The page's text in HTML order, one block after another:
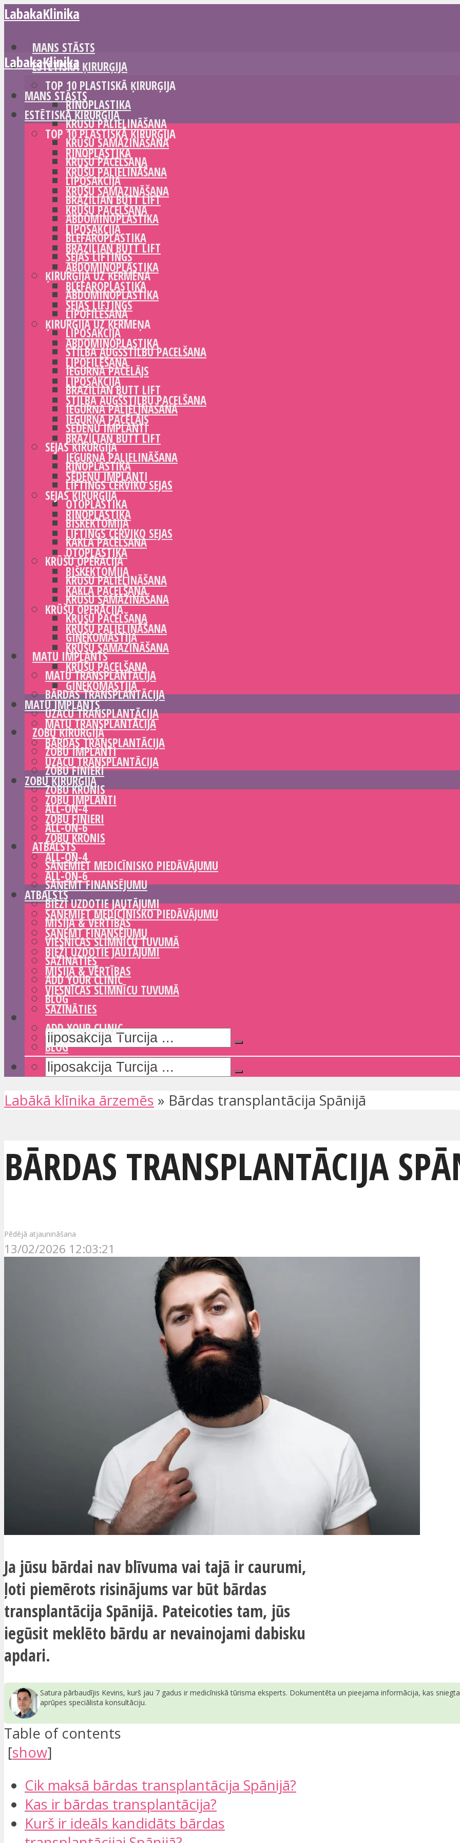
LabakaKlinika
MANS STĀSTS
ESTĒTISKĀ ĶIRURĢIJA
TOP 10 PLASTISKĀ ĶIRURĢIJA
RINOPLASTIKA
KRŪŠU PALIELINĀŠANA
KRŪŠU SAMAZINĀŠANA
KRŪŠU PACELŠANA
LIPOSAKCIJA
BRAZILIAN BUTT LIFT
ABDOMINOPLASTIKA
BLEFAROPLASTIKA
SEJAS LIFTINGS
ĶIRURĢIJA UZ ĶERMEŅA
ABDOMINOPLASTIKA
LIPOFILĒŠANA
LIPOSAKCIJA
STILBA AUGŠSTILBU PACELŠANA
IEGURŅA PACĒLĀJS
BRAZILIAN BUTT LIFT
IEGURŅA PALIELINĀŠANA
SĒDEŅU IMPLANTI
SEJAS ĶIRURĢIJA
RINOPLASTIKA
LIFTINGS CERVIKO SEJAS
OTOPLASTIKA
BIŠKEKTOMIJA
KAKLA PACELŠANA
KRŪŠU OPERĀCIJA
KRŪŠU PALIELINĀŠANA
KRŪŠU SAMAZINĀŠANA
KRŪŠU PACELŠANA
GINEKOMASTIJA
MATU IMPLANTS
MATU TRANSPLANTĀCIJA
BĀRDAS TRANSPLANTĀCIJA
UZACU TRANSPLANTĀCIJA
ZOBU ĶIRURĢIJA
ZOBU IMPLANTI
ZOBU FINIERI
ZOBU KRONIS
ALL-ON-4
ALL-ON-6
ATBALSTS
SAŅEMIET MEDICĪNISKO PIEDĀVĀJUMU
SAŅEMT FINANSĒJUMU
BIEŽI UZDOTIE JAUTĀJUMI
MISIJA & VĒRTĪBAS
VIESNĪCAS SLIMNĪCU TUVUMĀ
SAZINĀTIES
ADD YOUR CLINIC
BLOG
LabakaKlinika
MANS STĀSTS
ESTĒTISKĀ ĶIRURĢIJA
TOP 10 PLASTISKĀ ĶIRURĢIJA
RINOPLASTIKA
KRŪŠU PALIELINĀŠANA
KRŪŠU SAMAZINĀŠANA
KRŪŠU PACELŠANA
LIPOSAKCIJA
BRAZILIAN BUTT LIFT
ABDOMINOPLASTIKA
BLEFAROPLASTIKA
SEJAS LIFTINGS
ĶIRURĢIJA UZ ĶERMEŅA
ABDOMINOPLASTIKA
LIPOFILĒŠANA
LIPOSAKCIJA
STILBA AUGŠSTILBU PACELŠANA
IEGURŅA PACĒLĀJS
BRAZILIAN BUTT LIFT
IEGURŅA PALIELINĀŠANA
SĒDEŅU IMPLANTI
SEJAS ĶIRURĢIJA
RINOPLASTIKA
LIFTINGS CERVIKO SEJAS
OTOPLASTIKA
BIŠKEKTOMIJA
KAKLA PACELŠANA
KRŪŠU OPERĀCIJA
KRŪŠU PALIELINĀŠANA
KRŪŠU SAMAZINĀŠANA
KRŪŠU PACELŠANA
GINEKOMASTIJA
MATU IMPLANTS
MATU TRANSPLANTĀCIJA
BĀRDAS TRANSPLANTĀCIJA
UZACU TRANSPLANTĀCIJA
ZOBU ĶIRURĢIJA
ZOBU IMPLANTI
ZOBU FINIERI
ZOBU KRONIS
ALL-ON-4
ALL-ON-6
ATBALSTS
SAŅEMIET MEDICĪNISKO PIEDĀVĀJUMU
SAŅEMT FINANSĒJUMU
BIEŽI UZDOTIE JAUTĀJUMI
MISIJA & VĒRTĪBAS
VIESNĪCAS SLIMNĪCU TUVUMĀ
SAZINĀTIES
ADD YOUR CLINIC
BLOG
Labākā klīnika ārzemēs » Bārdas transplantācija Spānijā
BĀRDAS TRANSPLANTĀCIJA
Pēdējā atjaunināšana
13/02/2026 12:03:21
Ja jūsu bārdai nav blīvuma vai tajā ir caurumi,
ļoti piemērots risinājums var būt bārdas
transplantācija Spānijā. Pateicoties tam, jūs
iegūsit meklēto bārdu ar nevainojami dabisku
apdari.
Satura pārbaudījis Kevins, kurš jau 7 gadus ir medicīniskā tūrisma eksperts. Dokumentēta un pieejama informācija, kas
aprūpes speciālista konsultāciju.
Table of contents
[show]
Cik maksā bārdas transplantācija Spānijā?
Kas ir bārdas transplantācija?
Kurš ir ideāls kandidāts bārdas